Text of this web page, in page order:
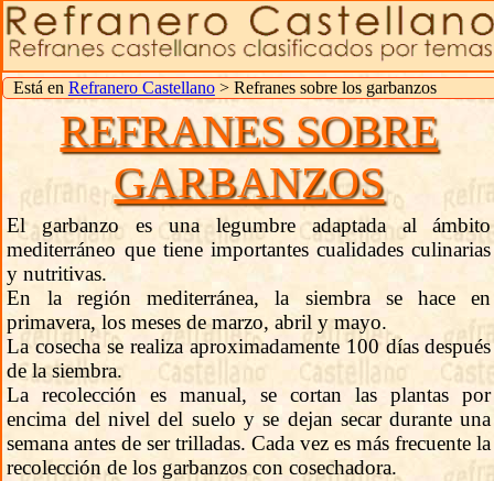
Está en Refranero Castellano> Refranes sobre los garbanzos
REFRANES SOBRE
GARBANZOS
El garbanzo es una legumbre adaptada al ámbito
mediterráneo que tiene importantes cualidades culinarias
y nutritivas.
En la región mediterránea, la siembra se hace en
primavera, los meses de marzo, abril y mayo.
La cosecha se realiza aproximadamente 100 días después
de la siembra.
La recolección es manual, se cortan las plantas por
encima del nivel del suelo y se dejan secar durante una
semana antes de ser trilladas. Cada vez es más frecuente la
recolección de los garbanzos con cosechadora.